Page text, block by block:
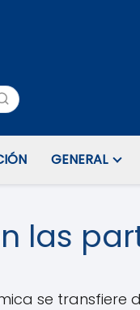
GENERAL
las
se transfiere